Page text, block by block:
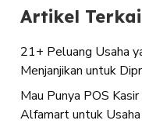
Artikel
21+ Peluang Usaha
Menjanjikan untuk
Mau Punya POS Kasir
Alfamart untuk